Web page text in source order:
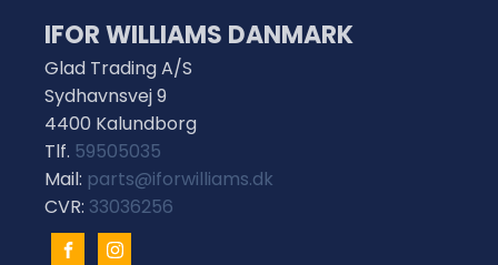
IFOR WILLIAMS DANMARK
Glad Trading A/S
Sydhavnsvej 9
4400 Kalundborg
Tlf. 59505035
Mail: parts@iforwilliams.dk
CVR: 33036256